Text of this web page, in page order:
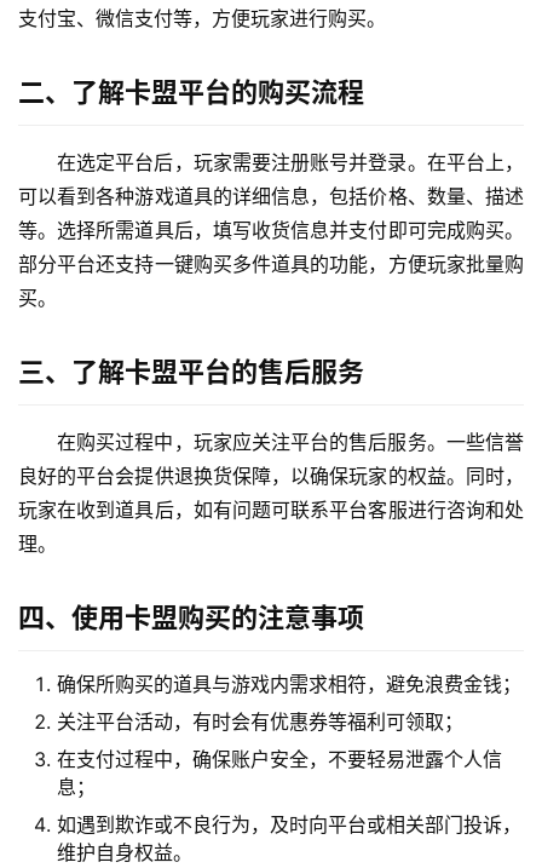
支付宝、微信支付等，方便玩家进行购买。
二、了解卡盟平台的购买流程
在选定平台后，玩家需要注册账号并登录。在平台上，
可以看到各种游戏道具的详细信息，包括价格、数量、描述
等。选择所需道具后，填写收货信息并支付即可完成购买。
部分平台还支持一键购买多件道具的功能，方便玩家批量购
买。
三、了解卡盟平台的售后服务
在购买过程中，玩家应关注平台的售后服务。一些信誉
良好的平台会提供退换货保障，以确保玩家的权益。同时，
玩家在收到道具后，如有问题可联系平台客服进行咨询和处
理。
四、使用卡盟购买的注意事项
确保所购买的道具与游戏内需求相符，避免浪费金钱；
关注平台活动，有时会有优惠券等福利可领取；
在支付过程中，确保账户安全，不要轻易泄露个人信
息；
如遇到欺诈或不良行为，及时向平台或相关部门投诉，
维护自身权益。